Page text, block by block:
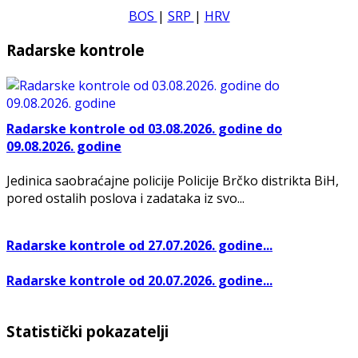
BOS | SRP | HRV
Radarske kontrole
Radarske kontrole od 03.08.2026. godine do
09.08.2026. godine
Jedinica saobraćajne policije Policije Brčko distrikta BiH,
pored ostalih poslova i zadataka iz svo...
Radarske kontrole od 27.07.2026. godine...
Radarske kontrole od 20.07.2026. godine...
Statistički pokazatelji